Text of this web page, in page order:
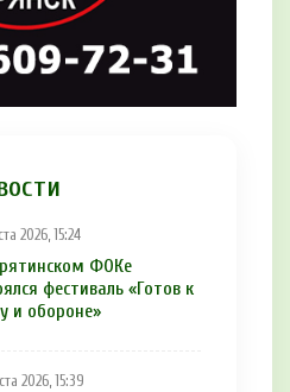
2026, 15:24
ФОКе
фестиваль «Готов к
и обороне»
2026, 15:39